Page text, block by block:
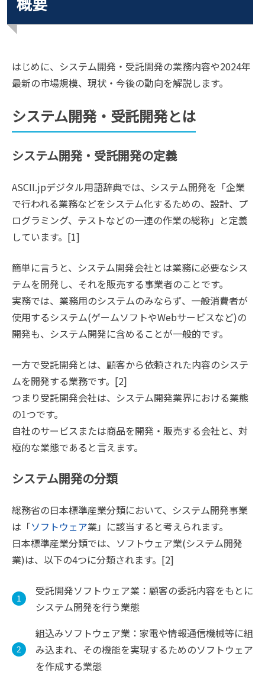
はじめに、システム開発・受託開発の業務内容や2024年
最新の市場規模、現状・今後の動向を解説します。
システム開発・受託開発とは
システム開発・受託開発の定義
ASCII.jpデジタル用語辞典では、システム開発を「企業
で行われる業務などをシステム化するための、設計、プ
ログラミング、テストなどの一連の作業の総称」と定義
しています。[1]
簡単に言うと、システム開発会社とは業務に必要なシス
テムを開発し、それを販売する事業者のことです。
実務では、業務用のシステムのみならず、一般消費者が
使用するシステム(ゲームソフトやWebサービスなど)の
開発も、システム開発に含めることが一般的です。
一方で受託開発とは、顧客から依頼された内容のシステ
ムを開発する業務です。[2]
つまり受託開発会社は、システム開発業界における業態
の1つです。
自社のサービスまたは商品を開発・販売する会社と、対
極的な業態であると言えます。
システム開発の分類
総務省の日本標準産業分類において、システム開発事業
は「ソフトウェア業」に該当すると考えられます。
日本標準産業分類では、ソフトウェア業(システム開発
業)は、以下の4つに分類されます。[2]
受託開発ソフトウェア業：顧客の委託内容をもとに
システム開発を行う業態
組込みソフトウェア業：家電や情報通信機械等に組
み込まれ、その機能を実現するためのソフトウェア
を作成する業態